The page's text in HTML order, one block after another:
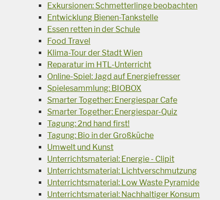
Exkursionen: Schmetterlinge beobachten
Entwicklung Bienen-Tankstelle
Essen retten in der Schule
Food Travel
Klima-Tour der Stadt Wien
Reparatur im HTL-Unterricht
Online-Spiel: Jagd auf Energiefresser
Spielesammlung: BIOBOX
Smarter Together: Energiespar Cafe
Smarter Together: Energiespar-Quiz
Tagung: 2nd hand first!
Tagung: Bio in der Großküche
Umwelt und Kunst
Unterrichtsmaterial: Energie - Clipit
Unterrichtsmaterial: Lichtverschmutzung
Unterrichtsmaterial: Low Waste Pyramide
Unterrichtsmaterial: Nachhaltiger Konsum